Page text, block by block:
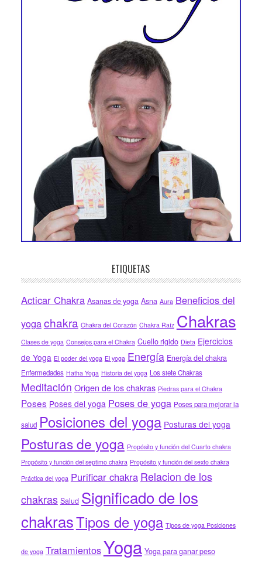
ETIQUETAS
Acticar Chakra Asanas de yoga Asna Aura Beneficios del
yogachakra Chakra del Corazón Chakra Raíz Chakras
Clases de yoga Consejos para el Chakra Cuello rigido Dieta Ejercicios
de Yoga El poder del yoga El yoga Energía Energía del chakra
Enfermedades Hatha Yoga Historia del yoga Los siete Chakras
Meditación Origen de los chakras Piedras para el Chakra
Poses Poses del yoga Poses de yoga Poses para mejorar la
salud Posiciones del yoga Posturas del yoga
Posturas de yoga Propósito y función del Cuarto chakra
Propósito y función del septimo chakra Propósito y función del sexto chakra
Práctica del yoga Purificar chakra Relacion de los
chakras Salud Significado de los
chakrasTipos de yoga Tipos de yoga Posiciones
de yoga TratamientosYoga Yoga para ganar peso